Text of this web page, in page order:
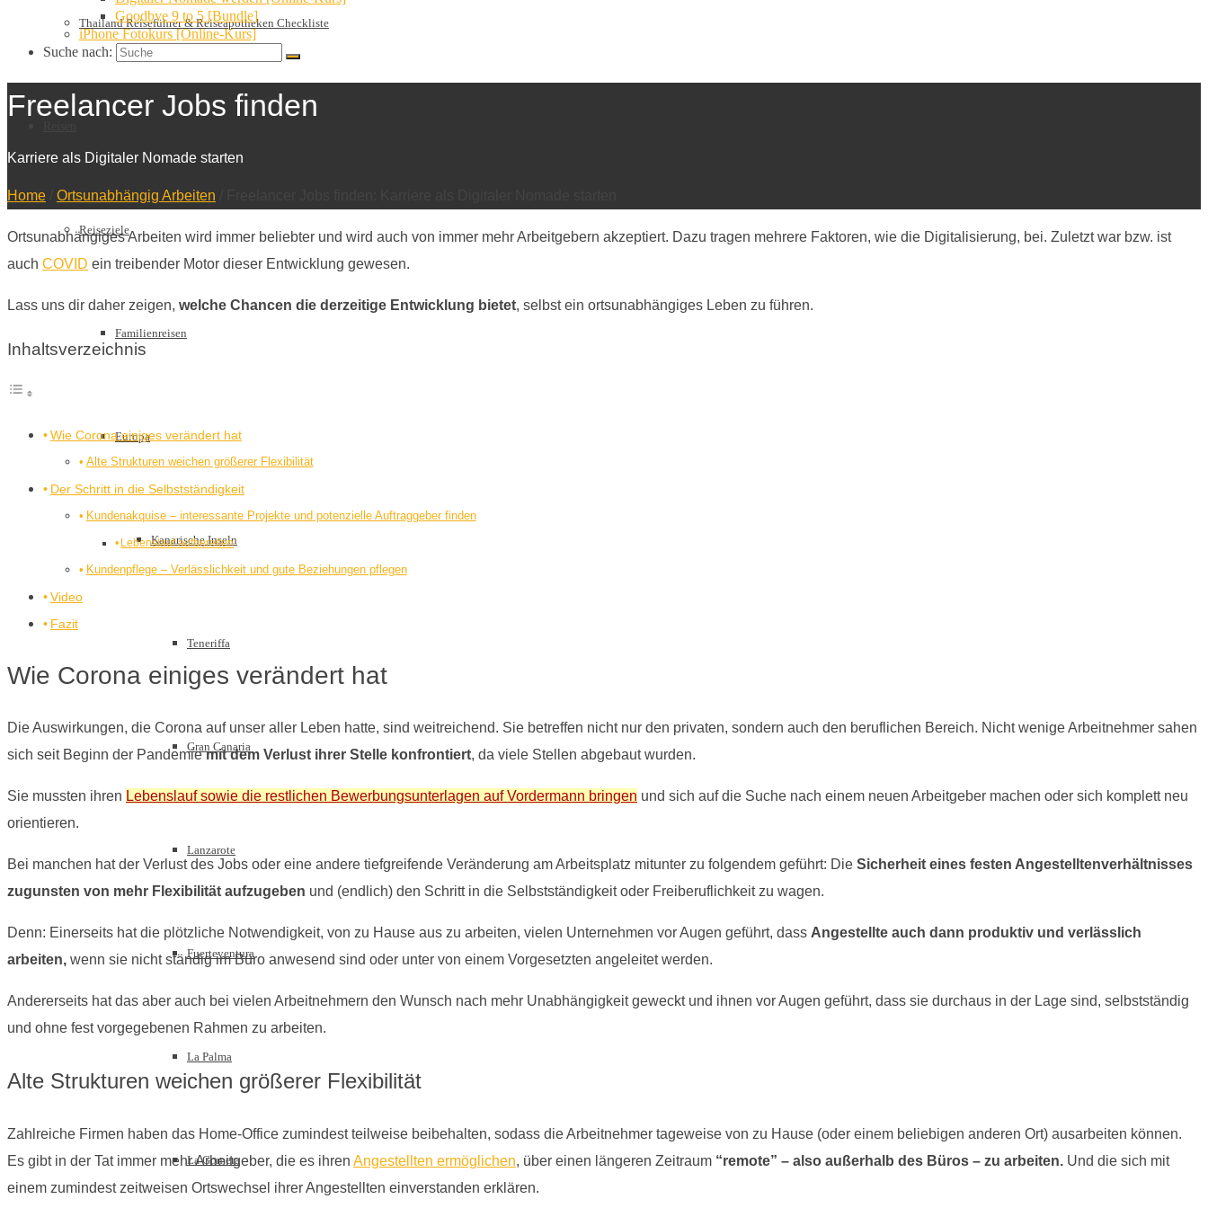
Thailand Reiseführer & Reiseapotheken Checkliste
Reiseziele
Familienreisen
Europa
Kanarische Inseln
Teneriffa
Gran Canaria
Lanzarote
Fuerteventura
La Palma
La Gomera
Goodbye 9 to 5 [Bundle]
iPhone Fotokurs [Online-Kurs]
Suche nach:
Freelancer Jobs finden
Karriere als Digitaler Nomade starten
Home Ortsunabhängig Arbeiten
Ortsunabhängiges Arbeiten wird immer beliebter und wird auch von immer mehr Arbeitgebern akzeptiert. Dazu tragen mehrere Faktoren, wie die Digitalisierung, bei. Zuletzt war bzw. ist
auch COVID ein treibender Motor dieser Entwicklung gewesen.
Lass uns dir daher zeigen, welche Chancen die derzeitige Entwicklung bietet, selbst ein ortsunabhängiges Leben zu führen.
Inhaltsverzeichnis
Wie Corona einiges verändert hat
Alte Strukturen weichen größerer Flexibilität
Der Schritt in die Selbstständigkeit
Kundenakquise – interessante Projekte und potenzielle Auftraggeber finden
Lebenslauf aufbereiten
Kundenpflege – Verlässlichkeit und gute Beziehungen pflegen
Video
Fazit
Wie Corona einiges verändert hat
Die Auswirkungen, die Corona auf unser aller Leben hatte, sind weitreichend. Sie betreffen nicht nur den privaten, sondern auch den beruflichen Bereich. Nicht wenige Arbeitnehmer sahen
sich seit Beginn der Pandemiemit dem Verlust ihrer Stelle konfrontiert, da viele Stellen abgebaut wurden.
Sie mussten ihren Lebenslauf sowie die restlichen Bewerbungsunterlagen auf Vordermann bringen und sich auf die Suche nach einem neuen Arbeitgeber machen oder sich komplett neu
orientieren.
Bei manchen hat der Verlust des Jobs oder eine andere tiefgreifende Veränderung am Arbeitsplatz mitunter zu folgendem geführt: Die Sicherheit eines festen Angestelltenverhältnisses
zugunsten von mehr Flexibilität aufzugeben und (endlich) den Schritt in die Selbstständigkeit oder Freiberuflichkeit zu wagen.
Denn: Einerseits hat die plötzliche Notwendigkeit, von zu Hause aus zu arbeiten, vielen Unternehmen vor Augen geführt, dass Angestellte auch dann produktiv und verlässlich
arbeiten, wenn sie nicht ständig im Büro anwesend sind oder unter von einem Vorgesetzten angeleitet werden.
Andererseits hat das aber auch bei vielen Arbeitnehmern den Wunsch nach mehr Unabhängigkeit geweckt und ihnen vor Augen geführt, dass sie durchaus in der Lage sind, selbstständig
und ohne fest vorgegebenen Rahmen zu arbeiten.
Alte Strukturen weichen größerer Flexibilität
Zahlreiche Firmen haben das Home-Office zumindest teilweise beibehalten, sodass die Arbeitnehmer tageweise von zu Hause (oder einem beliebigen anderen Ort) ausarbeiten können.
Es gibt in der Tat immer mehr Arbeitgeber, die es ihren Angestellten ermöglichen, über einen längeren Zeitraum “remote” – also außerhalb des Büros – zu arbeiten. Und die sich mit
einem zumindest zeitweisen Ortswechsel ihrer Angestellten einverstanden erklären.